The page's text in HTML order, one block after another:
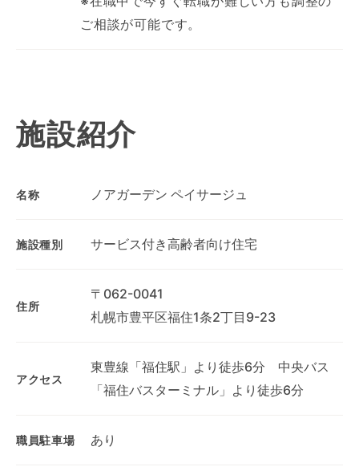
ご相談が可能です。
施設紹介
名称 ノアガーデン ペイサージュ
施設種別 サービス付き高齢者向け住宅
住所
〒062-0041
札幌市豊平区福住1条2丁目9-23
アクセス
東豊線「福住駅」より徒歩6分 中央バス
「福住バスターミナル」より徒歩6分
職員駐車場 あり